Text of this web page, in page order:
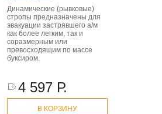
Динамические (рывковые)
стропы предназначены для
эвакуации застрявшего а/м
как более легким, так и
соразмерным или
превосходящим по массе
буксиром.
4 597 Р.
В КОРЗИНУ